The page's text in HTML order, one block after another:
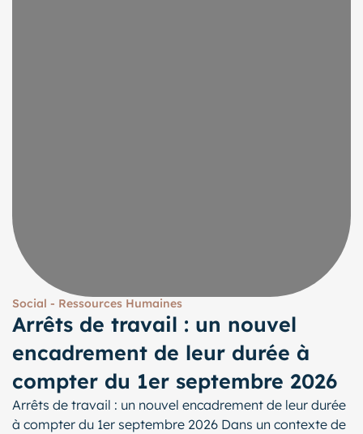
Social - Ressources Humaines
Arrêts de travail : un nouvel
encadrement de leur durée à
compter du 1er septembre 2026
Arrêts de travail : un nouvel encadrement de leur durée
à compter du 1er septembre 2026 Dans un contexte de